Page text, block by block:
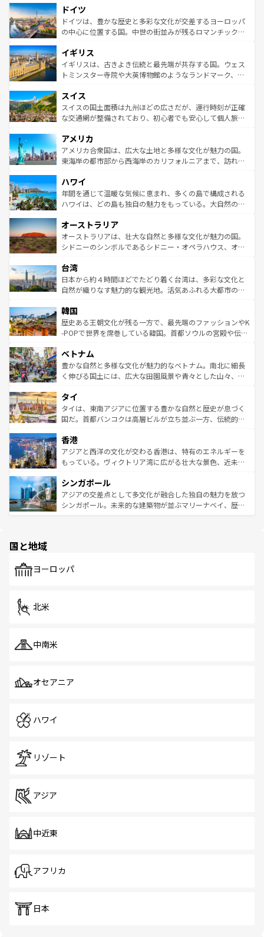
せる。地方によって風土や気候が異なるスペインはその個
性で訪れる人を魅了する。 なお、新着のスペイン情報は コ
ンテンツ一覧を参照してほしい。
で、幅広い魅力が詰まっている。華麗な宮殿、歴史的な大
聖堂、美しいビーチ、そして豊かな自然が、訪れる者を心
から魅了する。また、フランスは美食の国としても知ら
いる。シャンパンの発祥地であるランス、プロヴァンスの
香り高いラベンダー畑など、多彩な楽しみ方が可能だ。さ
らに、パリ以外の地域にも魅力が溢れており、どの街角に
れる地方に足を運ぶとそれぞれで全く異なる文化を体験で
きるだろう。 なお、新着のフランス情報はコンテンツ一覧
を参照してほしい。
ドイツ
ドイツは、豊かな歴史と多彩な文化が交差するヨーロッパ
の中心に位置する国。中世の街並みが残るロマンチック街
顔を持つこの国は、どこを歩いても飽きることがない。ベ
ルリンの文化的活気、バイエルン州のアルプスの絶景、そ
してライン川沿いのワイン畑といった風景は必見。ビール
は、お酒好きな人にはぜひ体験してほしい。 なお、新着の
ドイツ情報はコンテンツ一覧を参照してほしい。
イギリス
イギリスは、古きよき伝統と最先端が共存する国。ウェス
トミンスター寺院や大英博物館のようなランドマーク、歴
リアごとに異なる魅力がある。また、優雅なアフタヌーン
ティー、ビール好きにはたまらない英国パブ、サッカー観
戦など、本場だからこそできる体験も豊富。イギリスを旅
ンツ一覧を参照してほしい。
スイス
スイスの国土面積は九州ほどの広さだが、運行時刻が正確
な交通網が整備されており、初心者でも安心して個人旅行
の建物がそのまま残る町や、スイスならではのユニークな
博物館もあり、アルプス観光だけでなく町歩きも満喫する
ことができる。国民の所得が高いため物価も高いが、旅行
ば市内交通費無料で観光を楽しむこともできる。 なお、新
着のスイス情報はコンテンツ一覧 を参照してほしい。
アメリカ
アメリカ合衆国は、広大な土地と多様な文化が魅力の国。
東海岸の都市部から西海岸のカリフォルニアまで、訪れる
のような巨大都市は、観光、ショッピング、エンターテイ
ンメントが詰まった刺激的なスポットだ。一方、アメリカ
西部には大自然が広がり、グランドキャニオンやイエロー
部のニューオーリンズでは、音楽と美食が融合した独特の
文化が魅力。旅行者はアメリカの各地域で異なる魅力を楽
しみながら、その多様性と豊かな歴史を感じることができ
ならではの贅沢な旅のスタイルだ。 なお、新着のアメリカ
情報はコンテンツ一覧を参照してほしい。
ハワイ
年間を通じて温暖な気候に恵まれ、多くの島で構成される
ハワイは、どの島も独自の魅力をもっている。大自然の神
ワイ島は見逃せない。また、定番の観光地といえばオアフ
島だが、静かな自然を求めるならマウイ島やカウアイ島が
おすすめ。エメラルドグリーンに輝く海をはじめ、豊かな
れるおもてなしの心で訪れる人々を迎えてくれるハワイの
人々、おいしいローカルフードやハワイアンミュージッ
ク、伝統的なフラダンスなど、すべてがハワイの魅力を彩
ワイを、存分に味わってほしい。 なお、新着のハワイ情報
はコンテンツ一覧を参照してほしい。
オーストラリア
オーストラリアは、壮大な自然と多様な文化が魅力の国。
シドニーのシンボルであるシドニー・オペラハウス、オー
リアリーフや大陸中央部にそびえるウルル（エアーズロッ
ク）、タスマニアの美しい原生林やケアンズの熱帯雨林な
ど、見どころがたくさん。また、カフェやワイン、オージ
いる。アクティビティも充実しており、サーフィンやダイ
ビング、ハイキングなど、アウトドア好きにはたまらな
い。オーストラリアの多彩な魅力を存分に味わいつくそ
参照してほしい。
台湾
日本から約４時間ほどでたどり着く台湾は、多彩な文化と
自然が織りなす魅力的な観光地。活気あふれる大都市の台
ン）、静ひつな山岳地帯である台湾東部など、都市の喧騒
と山間の静けさが共存しており、訪れる人に新しい発見と
驚きをもたらしてくれる。また、奥深い台湾の食文化も魅
容にもいいと評判のスイーツなど、バラエティ豊かな料理
が味わえる。 なお、新着の台湾情報は コンテンツ一覧を参
照してほしい。
韓国
歴史ある王朝文化が残る一方で、最先端のファッションやK
-POPで世界を席巻している韓国。首都ソウルの宮殿や伝統
き、地方に足を延ばせば四季折々の自然美を楽しむことが
できる。そして、キムチや焼肉、絶品のストリートフード
まで、さまざまな韓国料理が待っている。夜には、韓国な
リティに包まれながら、韓国の多彩な魅力を心ゆくまで味
わってみてほしい。 なお、新着の韓国情報はコンテンツ一
覧を参照してほしい。
ベトナム
豊かな自然と多様な文化が魅力的なベトナム。南北に細長
く伸びる国土には、広大な田園風景や青々とした山々、世
急速な発展と共に伝統が息づく。ハノイの古い町並みやホ
ーチミン市のフランス統治時代の建物も、独特の雰囲気を
醸し出している。また、バラエティの豊かさとおいしさで
とつ。フォーやバインミー、ベトナムコーヒーなどは、ぜ
ひ現地で味わいたい。どの地域を訪れてもあたたかい人々
が旅行者を迎えてくれるので、きっと忘れられない旅にな
参照してほしい。
タイ
タイは、東南アジアに位置する豊かな自然と歴史が息づく
国だ。首都バンコクは高層ビルが立ち並ぶ一方、伝統的な
の活気が交差している。北部ではチェンマイなどの山岳地
帯で自然と触れ合い、南部ではプーケットやクラビの美し
いビーチでリゾート気分を楽しむことができる。タイ料理
激する。気候は一年中温暖で、どの季節にも異なる楽しみ
が待っている。親しみやすいタイの人々、仏教を中心とし
た文化、そして多様な観光資源が、訪れる旅人を魅了し続
香港
アジアと西洋の文化が交わる香港は、特有のエネルギーを
もっている。ヴィクトリア湾に広がる壮大な景色、近未来
み、どこを訪れても感動するはず。観光スポットが密集し
ており、効率よく見どころを回れるのも魅力。息をのむよ
うな絶景から文化的な体験まで、香港を存分に楽しみ尽く
シンガポール
アジアの交差点として多文化が融合した独自の魅力を放つ
シンガポール。未来的な建築物が並ぶマリーナベイ、歴史
で、ホーカーズは地元の風情を楽しめる外せないスポット
国と地域
ヨーロッパ
北米
中南米
オセアニア
ハワイ
リゾート
アジア
中近東
アフリカ
日本